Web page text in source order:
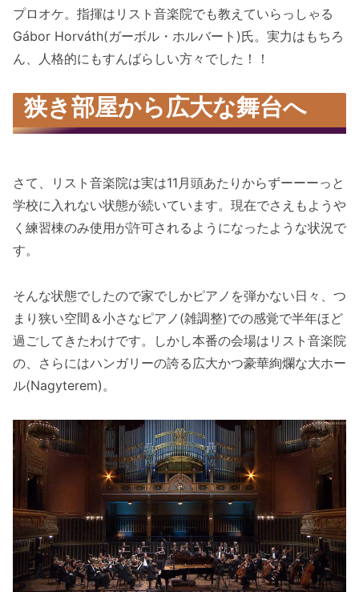
プロオケ。指揮はリスト音楽院でも教えていらっしゃる
Gábor Horváth(ガーボル・ホルバート)氏。実力はもちろ
ん、人格的にもすんばらしい方々でした！！
狭き部屋から広大な舞台へ
さて、リスト音楽院は実は11月頭あたりからずーーーっと
学校に入れない状態が続いています。現在でさえもようや
く練習棟のみ使用が許可されるようになったような状況で
す。
そんな状態でしたので家でしかピアノを弾かない日々、つ
まり狭い空間＆小さなピアノ(雑調整)での感覚で半年ほど
過ごしてきたわけです。しかし本番の会場はリスト音楽院
の、さらにはハンガリーの誇る広大かつ豪華絢爛な大ホー
ル(Nagyterem)。